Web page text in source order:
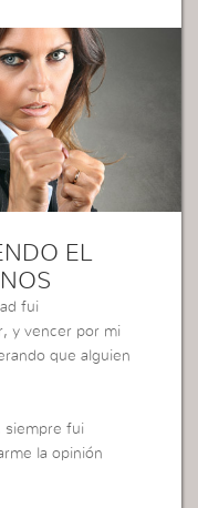
EL
fui
y vencer por mi
que alguien
siempre fui
la opinión